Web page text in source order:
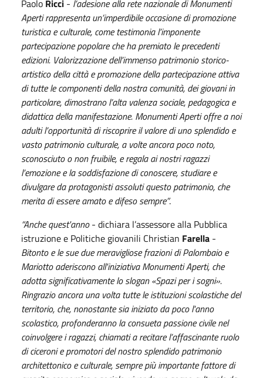
Paolo Ricci - l’adesione alla rete nazionale di Monumenti
Aperti rappresenta un’imperdibile occasione di promozione
turistica e culturale, come testimonia l’imponente
partecipazione popolare che ha premiato le precedenti
edizioni. Valorizzazione dell’immenso patrimonio storico-
artistico della città e promozione della partecipazione attiva
di tutte le componenti della nostra comunità, dei giovani in
particolare, dimostrano l’alta valenza sociale, pedagogica e
didattica della manifestazione. Monumenti Aperti offre a noi
adulti l’opportunità di riscoprire il valore di uno splendido e
vasto patrimonio culturale, a volte ancora poco noto,
sconosciuto o non fruibile, e regala ai nostri ragazzi
l’emozione e la soddisfazione di conoscere, studiare e
divulgare da protagonisti assoluti questo patrimonio, che
merita di essere amato e difeso sempre”.
“Anche quest'anno- dichiara l’assessore alla Pubblica
istruzione e Politiche giovanili Christian Farella -
Bitonto e le sue due meravigliose frazioni di Palombaio e
Mariotto aderiscono all'iniziativa Monumenti Aperti, che
adotta significativamente lo slogan «Spazi per i sogni».
Ringrazio ancora una volta tutte le istituzioni scolastiche del
territorio, che, nonostante sia iniziato da poco l'anno
scolastico, profonderanno la consueta passione civile nel
coinvolgere i ragazzi, chiamati a recitare l’affascinante ruolo
di ciceroni e promotori del nostro splendido patrimonio
architettonico e culturale, sempre più importante fattore di